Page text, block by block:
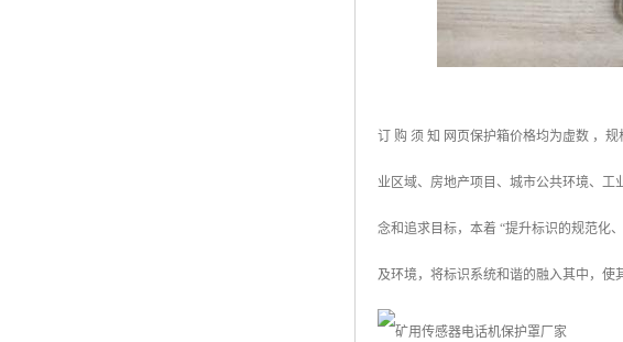
订 购 须 知 网页保护箱价格均为虚数 ，
业区域、房地产项目、城市公共环境、工
念和追求目标，本着 “提升标识的规范化
及环境，将标识系统和谐的融入其中，使